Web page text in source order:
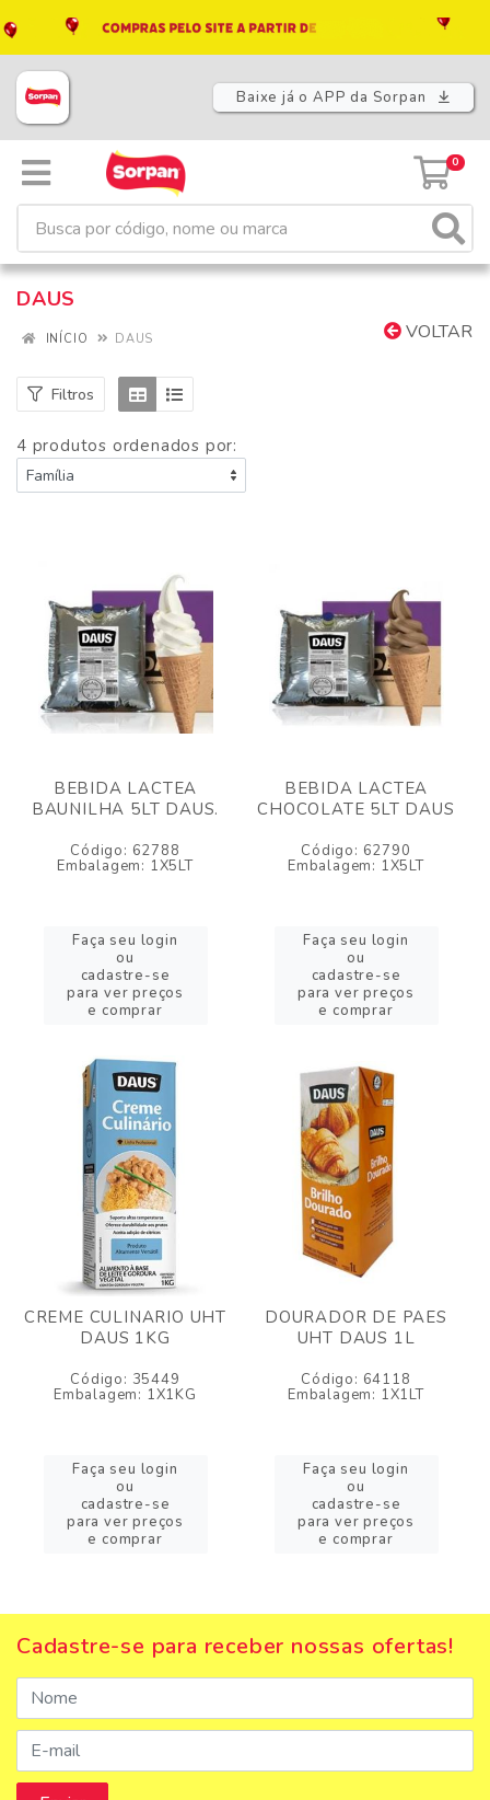
Baixe já o APP da Sorpan
0
DAUS
VOLTAR
INÍCIO DAUS
Filtros
4 produtos ordenados por:
BEBIDA LACTEA
BAUNILHA 5LT DAUS.
Código: 62788
Embalagem: 1X5LT
Faça seu login
ou
cadastre-se
para ver preços
e comprar
BEBIDA LACTEA
CHOCOLATE 5LT DAUS
Código: 62790
Embalagem: 1X5LT
Faça seu login
ou
cadastre-se
para ver preços
e comprar
CREME CULINARIO UHT
DAUS 1KG
Código: 35449
Embalagem: 1X1KG
Faça seu login
ou
cadastre-se
para ver preços
e comprar
DOURADOR DE PAES
UHT DAUS 1L
Código: 64118
Embalagem: 1X1LT
Faça seu login
ou
cadastre-se
para ver preços
e comprar
Cadastre-se para receber nossas ofertas!